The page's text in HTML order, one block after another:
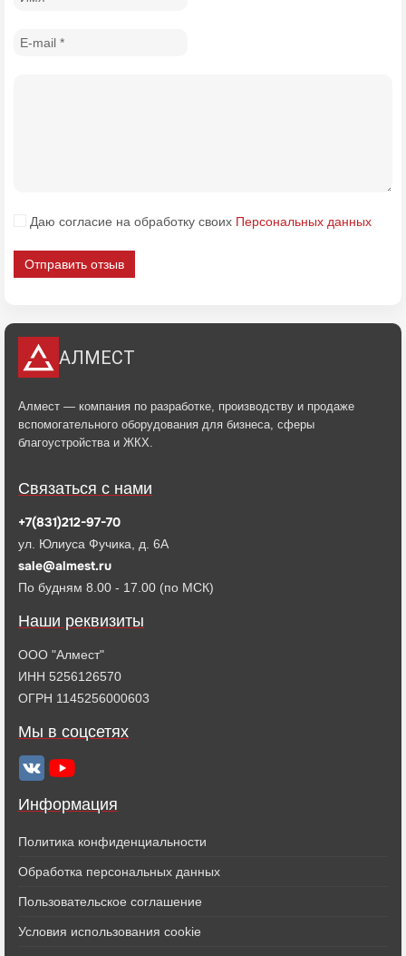
Даю согласие на обработку своих Персональных данных
Отправить отзыв
АЛМЕСТ
Алмест — компания по разработке, производству и продаже
вспомогательного оборудования для бизнеса, сферы
благоустройства и ЖКХ.
Информация
Политика конфиденциальности
Обработка персональных данных
Пользовательское соглашение
Условия использования cookie
Связаться с нами
+7(831)212-97-70
ул. Юлиуса Фучика, д. 6А
sale@almest.ru
По будням 8.00 - 17.00 (по МСК)
Наши реквизиты
ООО "Алмест"
ИНН 5256126570
ОГРН 1145256000603
Мы в соцсетях